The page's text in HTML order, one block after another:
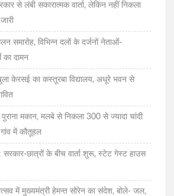
से लंबी सकारात्मक वार्ता, लेकिन नहीं निकला
समारोह, विभिन्न दलों के दर्जनों नेताओं-
का दामन
केरसई का कस्तूरबा विद्यालय, अधूरे भवन से
मकान, मलबे से निकला 300 से ज्यादा चांदी
में कौतूहल
छात्रों के बीच वार्ता शुरू, स्टेट गेस्ट हाउस
में मुख्यमंत्री हेमन्त सोरेन का संदेश, बोले- जल,